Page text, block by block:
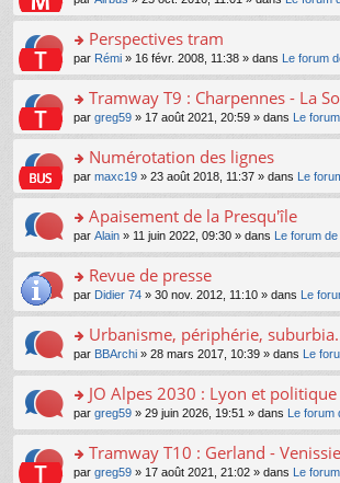
c
e
nt
u
s
ré
c
e
nt
n
le
pl
u
s
ré
c
e
nt
g
e
n
n
le
pl
u
s
ré
c
e
nt
s
a
g
e
n
n
le
pl
u
s
ré
c
e
nt
er
le
m
e
s
a
g
e
n
n
le
pl
u
s
ré
c
e
nt
n
s
ult
er
le
m
e
s
a
g
e
n
n
le
pl
u
s
ré
c
e
nt
o
n
s
ult
er
le
m
e
s
a
g
e
n
n
le
pl
u
s
ré
c
e
nt
Perspectives tram
par Rémi » 16 févr. 2008, 11:38 » dans Le forum
o
n
s
ult
er
le
m
e
s
a
g
e
n
n
le
pl
u
s
ré
c
Tramway T9 : Charpennes - La
par greg59 » 17 août 2021, 20:59 » dans Le
o
n
s
ult
er
le
m
e
s
a
g
e
n
n
le
pl
Numérotation des lignes
par maxc19 » 23 août 2018, 11:37 » dans Le
o
n
s
ult
er
le
m
e
s
a
g
e
n
Apaisement de la Presqu'île
par Alain » 11 juin 2022, 09:30 » dans Le forum
o
n
s
ult
er
le
m
e
s
a
g
Revue de presse
par Didier 74 » 30 nov. 2012, 11:10 » dans Le
o
n
s
ult
er
le
m
e
Urbanisme, périphérie,
par BBArchi » 28 mars 2017, 10:39 » dans Le
o
n
s
ult
er
JO Alpes 2030 : Lyon et
par greg59 » 29 juin 2026, 19:51 » dans Le forum
o
Tramway T10 : Gerland -
par greg59 » 17 août 2021, 21:02 » dans Le